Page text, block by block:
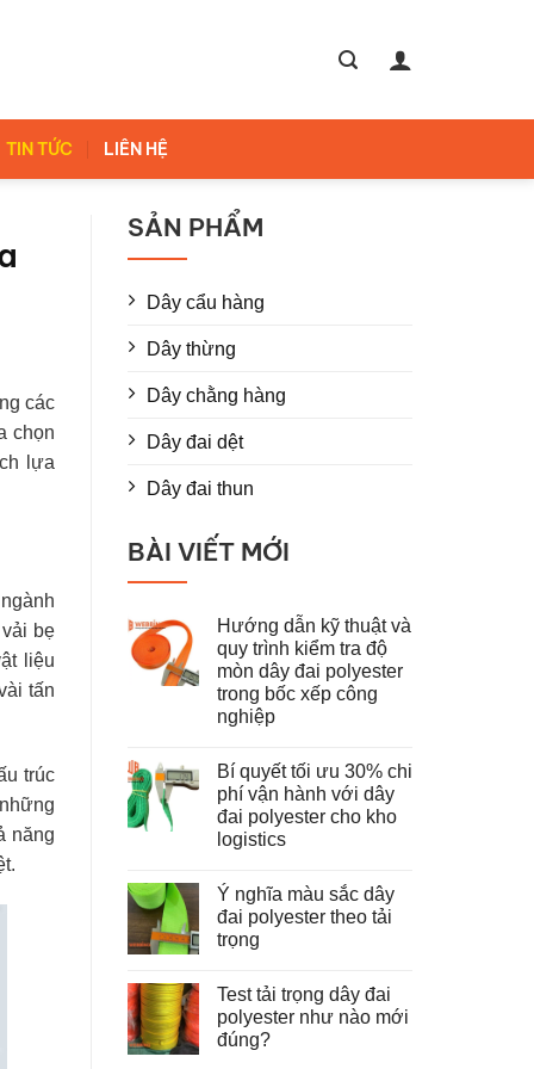
TIN TỨC LIÊN HỆ
các
chọn
lựa
bẹ
liệu
tấn
trúc
năng
SẢN PHẨM
Dây cẩu hàng
Dây thừng
Dây chằng hàng
Dây đai dệt
Dây đai thun
BÀI VIẾT MỚI
Hướng dẫn kỹ thuật và
quy trình kiểm tra độ
mòn dây đai polyester
trong bốc xếp công
nghiệp
bình
luận
ở
Hướng
dẫn
kỹ
quy
trình
kiểm
tra
dây
đai
polyester
trong
bốc
Bí quyết tối ưu 30% chi
phí vận hành với dây
đai polyester cho kho
logistics
bình
luận
ở
Bí
ưu
30%
chi
phí
vận
Ý nghĩa màu sắc dây
đai polyester theo tải
trọng
bình
luận
ở
Ý
Test tải trọng dây đai
polyester như nào mới
đúng?